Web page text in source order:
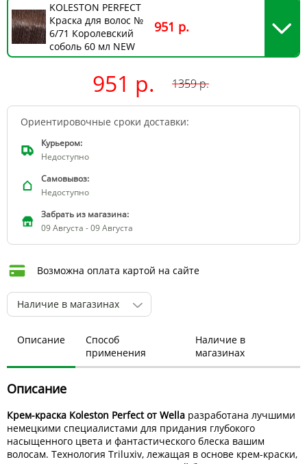
KOLESTON PERFECT
Краска для волос №
6/71 Королевский
соболь 60 мл NEW
951 р.
951 р. 1359р.
Ориентировочные сроки доставки:
Курьером:
Недоступно
Самовывоз:
Недоступно
Забрать из магазина:
09 Августа - 09 Августа
Возможна оплата картой на сайте
Наличие в магазинах
Описание
Способ
применения
Наличие в
магазинах
Описание
Крем-краска Koleston Perfect от Wella разработана лучшими
немецкими специалистами для придания глубокого
насыщенного цвета и фантастического блеска вашим
волосам. Технология Triluxiv, лежащая в основе крем-краски,